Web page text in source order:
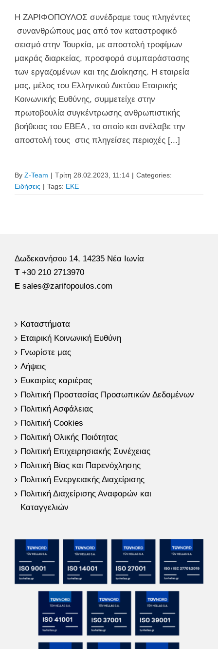
Η ΖΑΡΙΦΟΠΟΥΛΟΣ συνέδραμε τους πληγέντες
συνανθρώπους μας από τον καταστροφικό
σεισμό στην Τουρκία, με αποστολή τροφίμων
μακράς διαρκείας, προσφορά συμπαράστασης
των εργαζομένων και της Διοίκησης. Η εταιρεία
μας, μέλος του Ελληνικού Δικτύου Εταιρικής
Κοινωνικής Ευθύνης, συμμετείχε στην
πρωτοβουλία συγκέντρωσης ανθρωπιστικής
βοήθειας του ΕΒΕΑ , το οποίο και ανέλαβε την
αποστολή τους στις πληγείσες περιοχές [...]
By Z-Team | Τρίτη 28.02.2023, 11:14 | Categories:
Ειδήσεις | Tags: ΕΚΕ
Δωδεκανήσου 14, 14235 Νέα Ιωνία
Τ+30 210 2713970
E sales@zarifopoulos.com
Καταστήματα
Εταιρική Κοινωνική Ευθύνη
Γνωρίστε μας
Λήψεις
Ευκαιρίες καριέρας
Πολιτική Προστασίας Προσωπικών Δεδομένων
Πολιτική Ασφάλειας
Πολιτική Cookies
Πολιτική Ολικής Ποιότητας
Πολιτική Επιχειρησιακής Συνέχειας
Πολιτική Βίας και Παρενόχλησης
Πολιτική Ενεργειακής Διαχείρισης
Πολιτική Διαχείρισης Αναφορών και
Καταγγελιών